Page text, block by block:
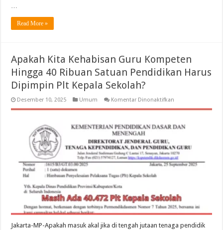
…
Read More »
Apakah Kita Kehabisan Guru Kompeten
Hingga 40 Ribuan Satuan Pendidikan Harus
Dipimpin Plt Kepala Sekolah?
Desember 10, 2025 Umum Komentar Dinonaktifkan
Kita
Guru
40
Ribuan
Satuan
Pendidikan
Sekolah?
Jakarta-MP-Apakah masuk akal jika di tengah jutaan tenaga pendidik